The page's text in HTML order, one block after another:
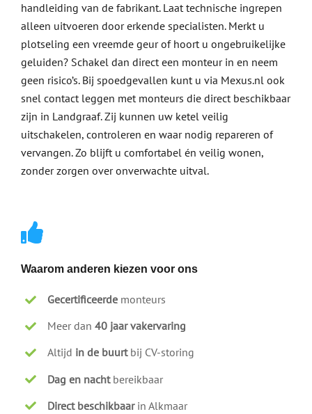
handleiding van de fabrikant. Laat technische ingrepen
alleen uitvoeren door erkende specialisten. Merkt u
plotseling een vreemde geur of hoort u ongebruikelijke
geluiden? Schakel dan direct een monteur in en neem
geen risico’s. Bij spoedgevallen kunt u via Mexus.nl ook
snel contact leggen met monteurs die direct beschikbaar
zijn in Landgraaf. Zij kunnen uw ketel veilig
uitschakelen, controleren en waar nodig repareren of
vervangen. Zo blijft u comfortabel én veilig wonen,
zonder zorgen over onverwachte uitval.
Waarom anderen kiezen voor ons
Gecertificeerde monteurs
Meer dan40 jaar vakervaring
Altijd in de buurtbij CV-storing
Dag en nachtbereikbaar
Direct beschikbaarin Alkmaar